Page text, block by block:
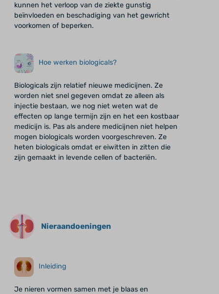
kunnen het verloop van de ziekte gunstig
beïnvloeden en beschadiging van het gewricht
voorkomen of beperken.
Hoe werken biologicals?
Biologicals zijn relatief nieuwe medicijnen. Ze
worden niet snel gegeven omdat ze alleen als
injectie bestaan, we nog niet weten wat de
effecten op lange termijn zijn en het een kostbaar
medicijn is. Pas als andere medicijnen niet helpen
mogen biologicals worden voorgeschreven. Ze
heten biologicals omdat er eiwitten in zitten die
zijn gemaakt in levende cellen of bacteriën.
Nieraandoeningen
Inleiding
Je nieren vormen samen met je blaas en